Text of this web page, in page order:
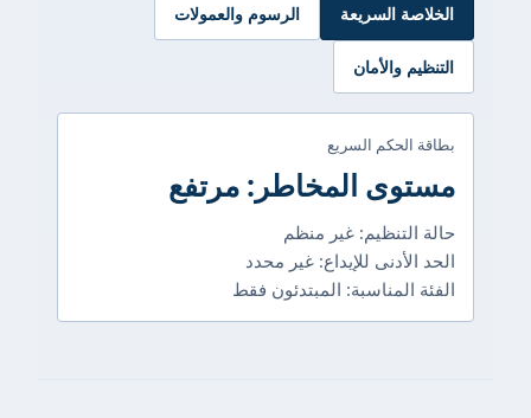
الخلاصة السريعة الرسوم والعمولات
التنظيم والأمان
بطاقة الحكم السريع
مستوى المخاطر: مرتفع
حالة التنظيم: غير منظم
الحد الأدنى للإيداع: غير محدد
الفئة المناسبة: المبتدئون فقط